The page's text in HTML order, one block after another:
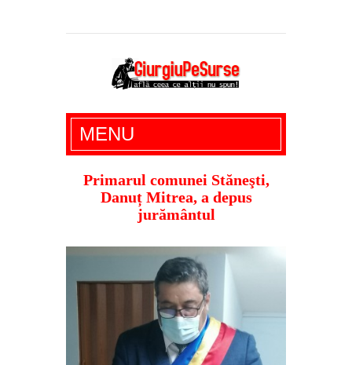
Giurgiu Pe Surse – actualitate giurgiu,
administratie giurgiu, stiri politice, social
economic, editoriale giurgiu, dezvaluiri,
soc, cancan, stiri locale
MENU
Primarul comunei Stăneşti,
Danuț Mitrea, a depus
jurământul